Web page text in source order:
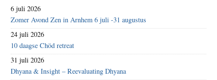
6 juli 2026
Zomer Avond Zen in Arnhem 6 juli -31 augustus
24 juli 2026
10 daagse Chöd retreat
31 juli 2026
Dhyana & Insight – Reevaluating Dhyana